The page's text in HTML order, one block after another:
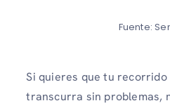
Fuente:
Si quieres que tu
transcurra sin problemas,